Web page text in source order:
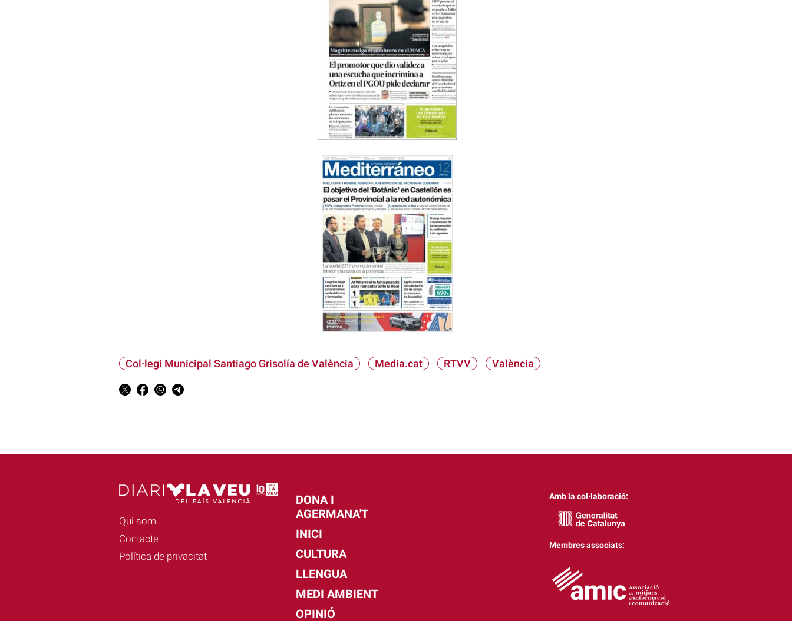
Col·legi Municipal Santiago Grisolía de València Media.cat RTVV València
Qui som
Contacte
Política de privacitat
DONA I
AGERMANA'T
INICI
CULTURA
LLENGUA
MEDI AMBIENT
OPINIÓ
Amb la col·laboració:
Membres associats: